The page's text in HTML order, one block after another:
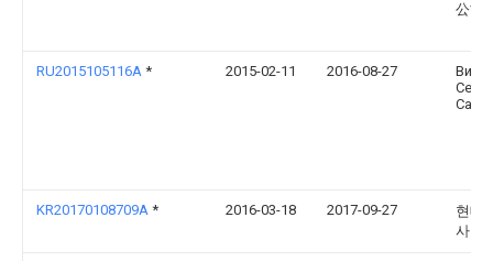
公司
RU2015105116A * 2015-02-11 2016-08-27
KR20170108709A * 2016-03-18 2017-09-27
현대
사